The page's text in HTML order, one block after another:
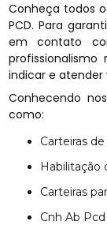
Conheça todos
PCD. Para
em contato
profissionalismo
indicar e atender
Conhecendo
como:
Carteiras
Carteiras
Cnh Ab Pcd